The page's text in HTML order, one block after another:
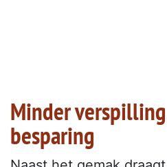
Minder
besparing